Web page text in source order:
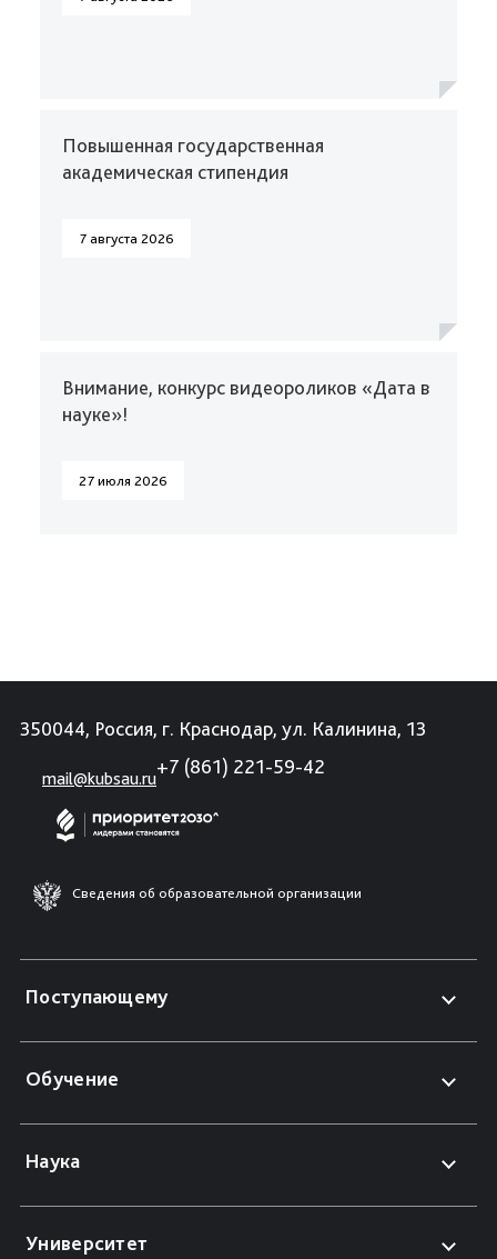
Повышенная государственная
академическая стипендия
7 августа 2026
Внимание, конкурс видеороликов «Дата в
науке»!
27 июля 2026
350044, Россия, г. Краснодар, ул. Калинина, 13
mail@kubsau.ru
+7 (861) 221-59-42
Сведения об образовательной организации
Поступающему
Обучение
Наука
Университет